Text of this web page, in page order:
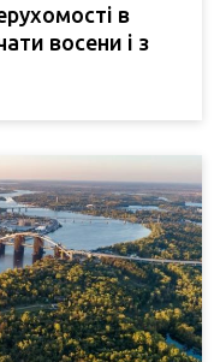
в
восени і з